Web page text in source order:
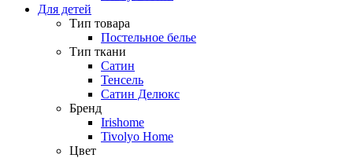
Для детей
Тип товара
Постельное белье
Тип ткани
Сатин
Тенсель
Сатин Делюкс
Бренд
Irishome
Tivolyo Home
Цвет